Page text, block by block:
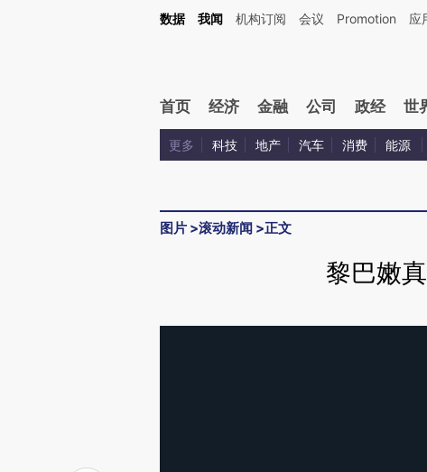
数据 我闻 机构订阅 会议 Promotion 应
首页 经济 金融 公司 政经 世
更多 科技 地产 汽车 消费 能源
图片 >滚动新闻 >正文
黎巴嫩